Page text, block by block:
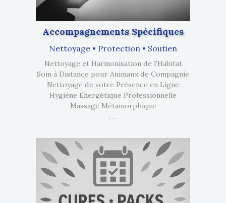
Accompagnements Spécifiques
Nettoyage • Protection • Soutien
Nettoyage et Harmonisation de l’Habitat
Soin à Distance pour Animaux de Compagnie
Nettoyage de votre Présence en Ligne
Hygiène Énergétique Professionnelle
Massage Métamorphique
. . .